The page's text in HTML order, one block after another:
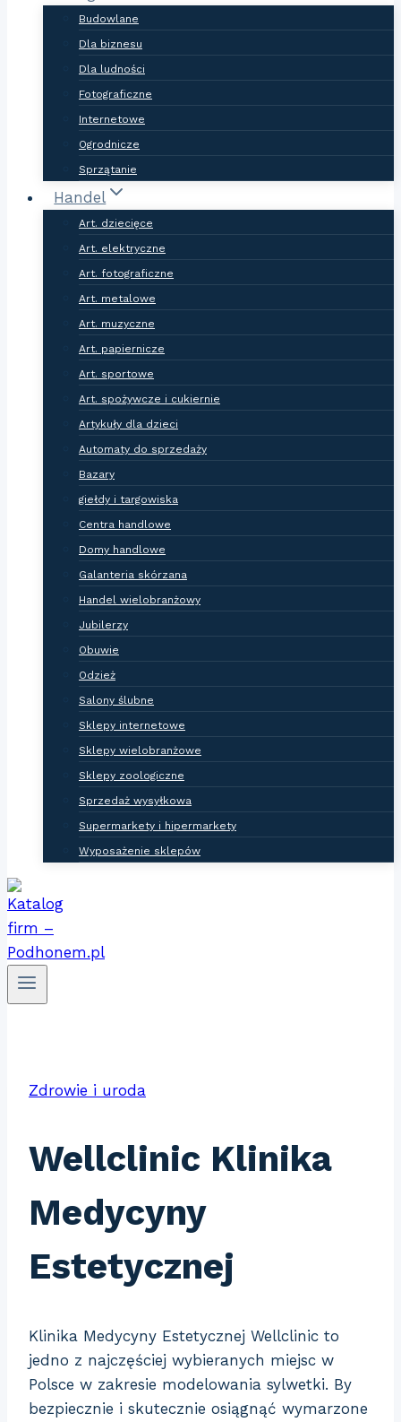
Budowlane
Dla biznesu
Dla ludności
Fotograficzne
Internetowe
Ogrodnicze
Sprzątanie
Handel
Art. dziecięce
Art. elektryczne
Art. fotograficzne
Art. metalowe
Art. muzyczne
Art. papiernicze
Art. sportowe
Art. spożywcze i cukiernie
Artykuły dla dzieci
Automaty do sprzedaży
Bazary
giełdy i targowiska
Centra handlowe
Domy handlowe
Galanteria skórzana
Handel wielobranżowy
Jubilerzy
Obuwie
Odzież
Salony ślubne
Sklepy internetowe
Sklepy wielobranżowe
Sklepy zoologiczne
Sprzedaż wysyłkowa
Supermarkety i hipermarkety
Wyposażenie sklepów
Zdrowie i uroda
Wellclinic Klinika
Medycyny
Estetycznej
Klinika Medycyny Estetycznej Wellclinic to
jedno z najczęściej wybieranych miejsc w
Polsce w zakresie modelowania sylwetki. By
bezpiecznie i skutecznie osiągnąć wymarzone